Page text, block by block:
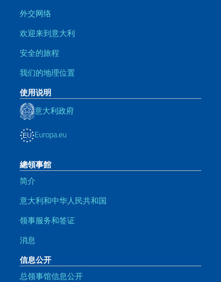
外交网络
欢迎来到意大利
安全的旅程
我们的地理位置
使用说明
意大利政府
Europa.eu
總領事館
简介
意大利和中华人民共和国
领事服务和签证
消息
信息公开
总领事馆信息公开